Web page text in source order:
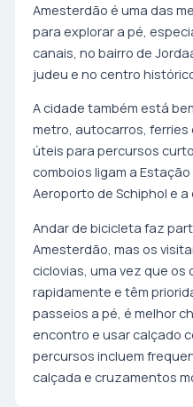
Amesterdão é uma das
para explorar a pé,
canais, no bairro de
judeu e no centro
A cidade também está
metro, autocarros, ferries
úteis para percursos
comboios ligam a
Aeroporto de Schiphol e
Andar de bicicleta faz
Amesterdão, mas os
ciclovias, uma vez que os
rapidamente e têm
passeios a pé, é melhor
encontro e usar calçado
percursos incluem
calçada e cruzamentos